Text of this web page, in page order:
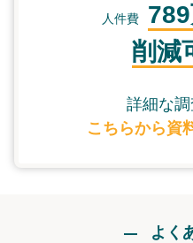
人件費
削減
詳細な調
こちらから資
よく